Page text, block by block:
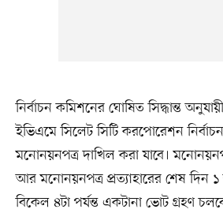
নির্বাচন কমিশনের ঘোষিত সিদ্ধান্ত
ইভিএমে সিলেট সিটি করপোরেশন
মনোনয়নপত্র দাখিল করা যাবে।
আর মনোনয়নপত্র প্রত্যাহারের শেষ দিন
বিকেল ৪টা পর্যন্ত একটানা ভোট গ্রহণ